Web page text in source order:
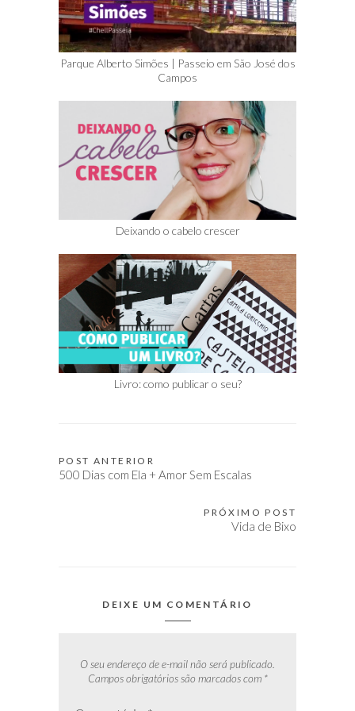
Parque Alberto Simões | Passeio em São José dos
Campos
Deixando o cabelo crescer
Livro: como publicar o seu?
Navegação
POST ANTERIOR
500 Dias com Ela + Amor Sem Escalas
PRÓXIMO POST
Vida de Bixo
DEIXE UM COMENTÁRIO
O seu endereço de e-mail não será publicado.
Campos obrigatórios são marcados com *